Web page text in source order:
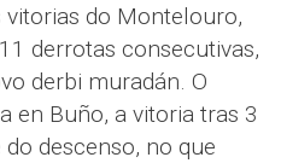
do Montelouro,
derrotas consecutivas,
derbi muradán. O
en Buño, a vitoria tras 3
descenso, no que